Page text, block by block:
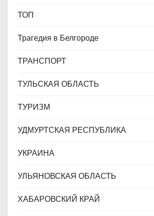
ТОП
Трагедия в Белгороде
ТРАНСПОРТ
ТУЛЬСКАЯ ОБЛАСТЬ
ТУРИЗМ
УДМУРТСКАЯ РЕСПУБЛИКА
УКРАИНА
УЛЬЯНОВСКАЯ ОБЛАСТЬ
ХАБАРОВСКИЙ КРАЙ